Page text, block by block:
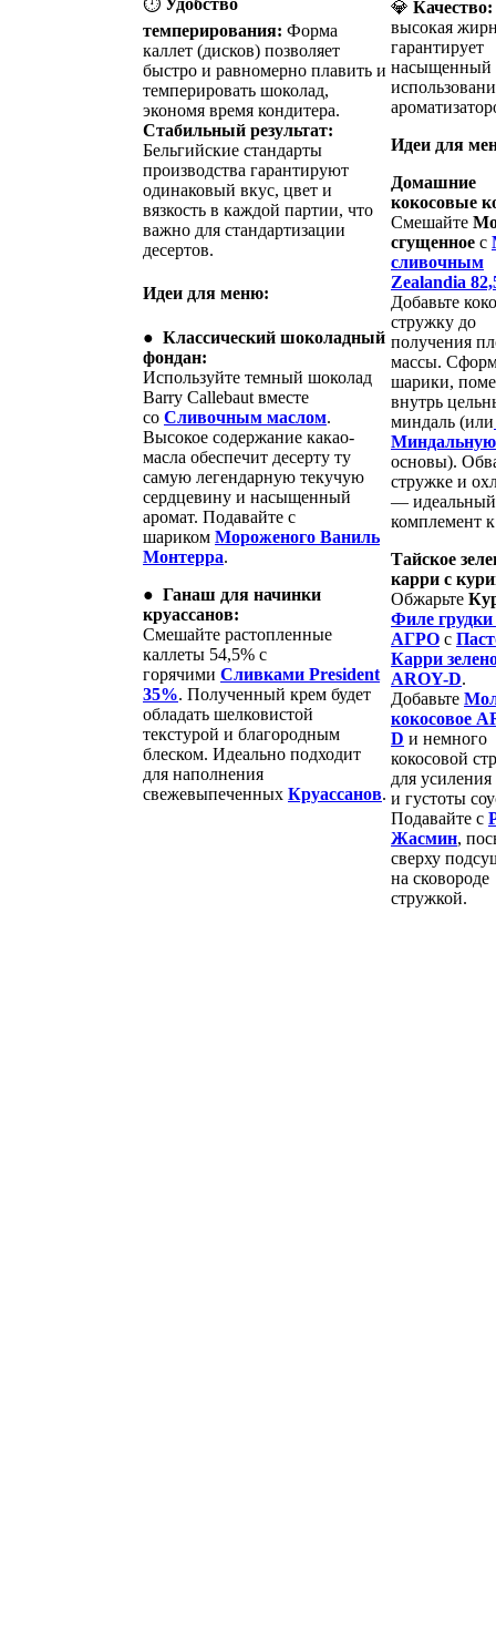
⏱️ Удобство
темперирования: Форма
каллет (дисков) позволяет
быстро и равномерно плавить и
темперировать шоколад,
экономя время кондитера.
Стабильный результат:
Бельгийские стандарты
производства гарантируют
одинаковый вкус, цвет и
вязкость в каждой партии, что
важно для стандартизации
десертов.
Идеи для меню:
● Классический шоколадный
фондан:
Используйте темный шоколад
Barry Callebaut вместе
со Сливочным маслом.
Высокое содержание какао-
масла обеспечит десерту ту
самую легендарную текучую
сердцевину и насыщенный
аромат. Подавайте с
шариком Мороженого Ваниль
Монтерра.
● Ганаш для начинки
круассанов:
Смешайте растопленные
каллеты 54,5% с
горячими Сливками President
35%. Полученный крем будет
обладать шелковистой
текстурой и благородным
блеском. Идеально подходит
для наполнения
свежевыпеченных Круассанов.
💎 Качество:
высокая
гарантирует
насыщенный
Идеи для
Домашние
кокосовые
Смешайте
сгущенное с
сливочным
Zealandia
Добавьте
стружку до
получения
массы.
шарики,
внутрь
миндаль (или
основы).
стружке и
— идеальный
комплемент
Тайское
карри с
Обжарьте
Филе
АГРО с
Карри
AROY-D.
Добавьте
кокосовое
D и немного
кокосовой
для усиления
и густоты
Подавайте с
Жасмин,
сверху
на сковороде
стружкой.